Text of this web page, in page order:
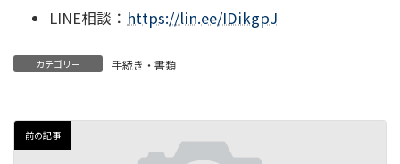
LINE相談： https://lin.ee/IDikgpJ
カテゴリー 手続き・書類
前の記事